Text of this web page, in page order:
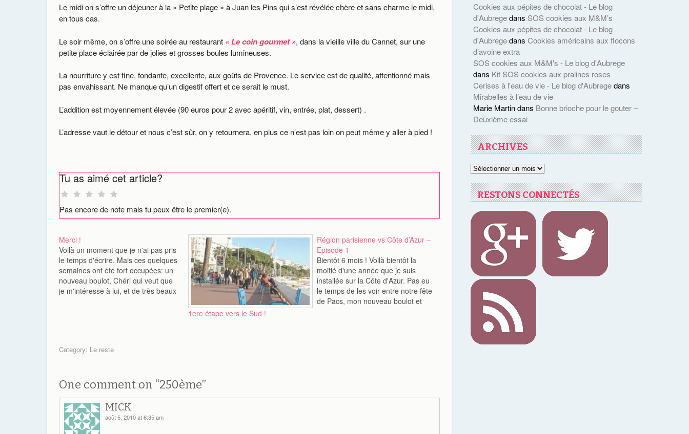
Le midi on s’offre un déjeuner à la « Petite plage » à Juan les Pins qui s’est révélée chère et sans charme le midi,
en tous cas.
Le soir même, on s’offre une soirée au restaurant « Le coin gourmet », dans la vieille ville du Cannet, sur une
petite place éclairée par de jolies et grosses boules lumineuses.
La nourriture y est fine, fondante, excellente, aux goûts de Provence. Le service est de qualité, attentionné mais
pas envahissant. Ne manque qu’un digestif offert et ce serait le must.
L’addition est moyennement élevée (90 euros pour 2 avec apéritif, vin, entrée, plat, dessert) .
L’adresse vaut le détour et nous c’est sûr, on y retournera, en plus ce n’est pas loin on peut même y aller à pied !
Tu as aimé cet article?
Pas encore de note mais tu peux être le premier(e).
Merci !
Voilà un moment que je n'ai pas pris
le temps d'écrire. Mais ces quelques
semaines ont été fort occupées: un
nouveau boulot, Chéri qui veut que
je m'intéresse à lui, et de très beaux
1ere étape vers le Sud !
Région parisienne vs Côte d’Azur –
Episode 1
Bientôt 6 mois ! Voilà bientôt la
moitié d'une année que je suis
installée sur la Côte d'Azur. Pas eu
le temps de les voir entre notre fête
de Pacs, mon nouveau boulot et
Category: Le reste
One comment on “250ème”
MICK
août 5, 2010 at 6:35 am
Cookies aux pépites de chocolat - Le blog
d'Aubregedans SOS cookies aux M&M’s
Cookies aux pépites de chocolat - Le blog
d'Aubregedans Cookies américains aux flocons
d’avoine extra
SOS cookies aux M&M's - Le blog d'Aubrege
dans Kit SOS cookies aux pralines roses
Cerises à l'eau de vie - Le blog d'Aubregedans
Mirabelles à l’eau de vie
Marie Martindans Bonne brioche pour le gouter –
Deuxième essai
ARCHIVES
Archives
RESTONS CONNECTÉS